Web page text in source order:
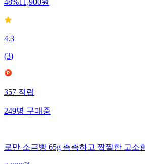
48%11,900원
4.3
(3)
357적립
249명구매중
로만 소금빵 65g 촉촉하고 짭짤한 고소